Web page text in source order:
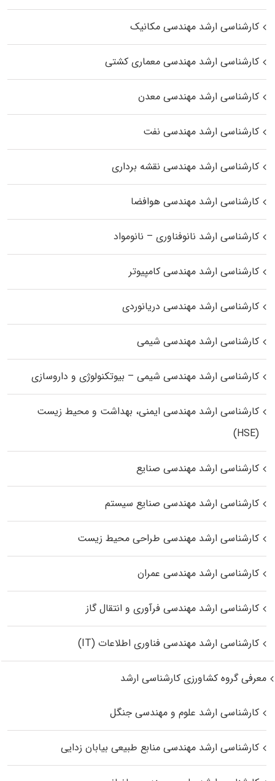
کارشناسی ارشد مهندسی مکانیک
کارشناسی ارشد مهندسی معماری کشتی
کارشناسی ارشد مهندسی معدن
کارشناسی ارشد مهندسی نفت
کارشناسی ارشد مهندسی نقشه برداری
کارشناسی ارشد مهندسی هوافضا
کارشناسی ارشد نانوفناوری – نانومواد
کارشناسی ارشد مهندسی کامپیوتر
کارشناسی ارشد مهندسی دریانوردی
کارشناسی ارشد مهندسی شیمی
کارشناسی ارشد مهندسی شیمی – بیوتکنولوژی و داروسازی
کارشناسی ارشد مهندسی ایمنی، بهداشت و محیط زیست
(HSE)
کارشناسی ارشد مهندسی صنایع
کارشناسی ارشد مهندسی صنایع سیستم
کارشناسی ارشد مهندسی طراحی محیط زیست
کارشناسی ارشد مهندسی عمران
کارشناسی ارشد مهندسی فرآوری و انتقال گاز
کارشناسی ارشد مهندسی فناوری اطلاعات (IT)
معرفی گروه کشاورزی کارشناسی ارشد
کارشناسی ارشد علوم و مهندسی جنگل
کارشناسی ارشد مهندسی منابع طبیعی بیابان زدایی